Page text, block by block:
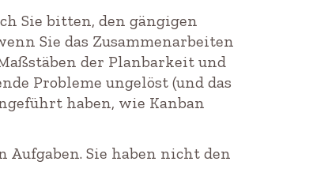
Sie bitten, den gängigen
Sie das Zusammenarbeiten
der Planbarkeit und
Probleme ungelöst (und das
haben, wie Kanban
Sie haben nicht den